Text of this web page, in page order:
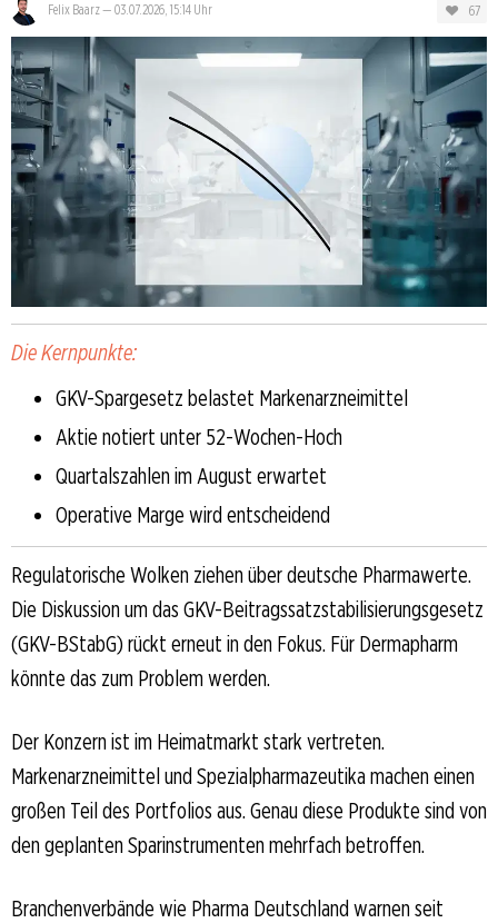
Felix Baarz— 03.07.2026, 15:14 Uhr 67
Die Kernpunkte:
GKV-Spargesetz belastet Markenarzneimittel
Aktie notiert unter 52-Wochen-Hoch
Quartalszahlen im August erwartet
Operative Marge wird entscheidend
Regulatorische Wolken ziehen über deutsche Pharmawerte.
Die Diskussion um das GKV-Beitragssatzstabilisierungsgesetz
(GKV-BStabG) rückt erneut in den Fokus. Für Dermapharm
könnte das zum Problem werden.
Der Konzern ist im Heimatmarkt stark vertreten.
Markenarzneimittel und Spezialpharmazeutika machen einen
großen Teil des Portfolios aus. Genau diese Produkte sind von
den geplanten Sparinstrumenten mehrfach betroffen.
Branchenverbände wie Pharma Deutschland warnen seit